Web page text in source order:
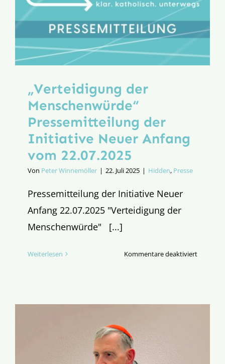
„Verteidigung der
Menschenwürde“
Pressemitteilung der
Initiative Neuer Anfang
vom 22.07.2025
Von Peter Winnemöller | 22. Juli 2025 | Hidden, Presse
Pressemitteilung der Initiative Neuer
Anfang 22.07.2025 "Verteidigung der
Menschenwürde" [...]
Weiterlesen Kommentare deaktiviertfür